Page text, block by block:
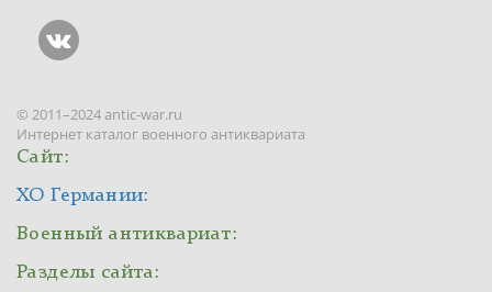
© 2011–2024 antic-war.ru
Интернет каталог военного антиквариата
Сайт:
ХО Германии:
Военный антиквариат:
Разделы сайта: